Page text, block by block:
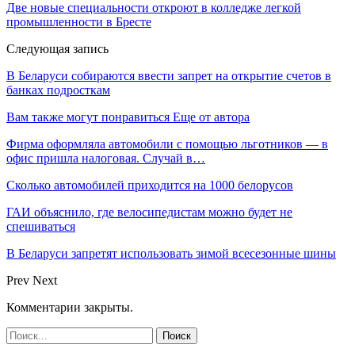
Две новые специальности откроют в колледже легкой
промышленности в Бресте
Следующая запись
В Беларуси собираются ввести запрет на открытие счетов в
банках подросткам
Вам также могут понравиться Еще от автора
Фирма оформляла автомобили с помощью льготников — в
офис пришла налоговая. Случай в…
Сколько автомобилей приходится на 1000 белорусов
ГАИ объяснило, где велосипедистам можно будет не
спешиваться
В Беларуси запретят использовать зимой всесезонные шины
Prev Next
Комментарии закрыты.